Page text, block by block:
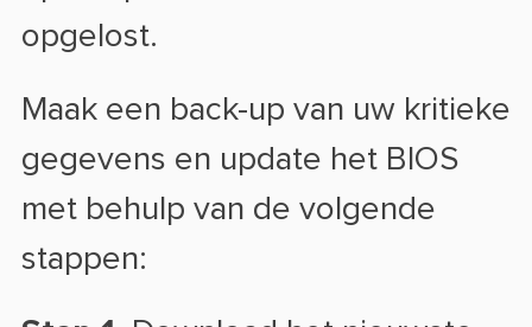
opgelost.
Maak een back-up van uw kritieke
gegevens en update het BIOS
met behulp van de volgende
stappen: